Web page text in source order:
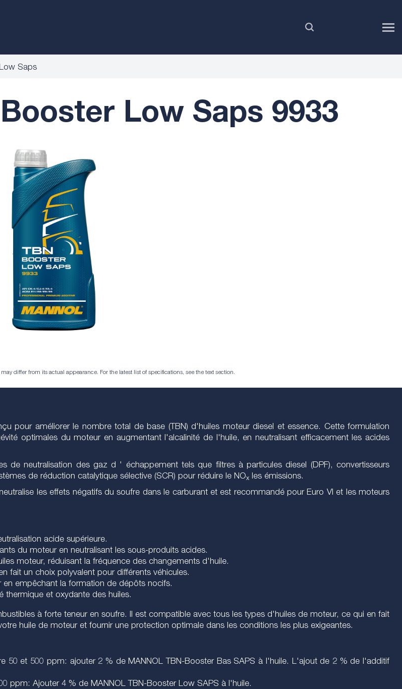
Saps
Low Saps 9933
differ from its actual appearance. For the latest list of specifications, see the text section.
pour améliorer le nombre total de base (TBN) d'huiles moteur diesel et essence. Cette formulation
optimales du moteur en augmentant l'alcalinité de l'huile, en neutralisant efficacement les acides
de neutralisation des gaz d ' échappement tels que filtres à particules diesel (DPF), convertisseurs
de réduction catalytique sélective (SCR) pour réduire le NOx les émissions.
les effets négatifs du soufre dans le carburant et est recommandé pour Euro VI et les moteurs
acide supérieure.
du moteur en neutralisant les sous-produits acides.
moteur, réduisant la fréquence des changements d'huile.
fait un choix polyvalent pour différents véhicules.
empêchant la formation de dépôts nocifs.
thermique et oxydante des huiles.
à forte teneur en soufre. Il est compatible avec tous les types d'huiles de moteur, ce qui en fait
huile de moteur et fournir une protection optimale dans les conditions les plus exigeantes.
50 et 500 ppm: ajouter 2 % de MANNOL TBN-Booster Bas SAPS à l'huile. L'ajout de 2 % de l'additif
ppm: Ajouter 4 % de MANNOL TBN-Booster Low SAPS à l'huile.